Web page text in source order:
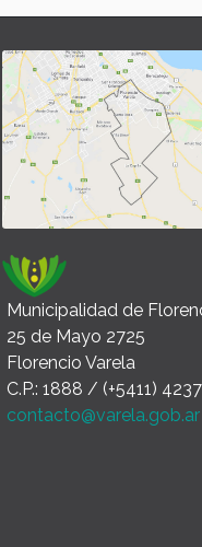
Municipalidad de
25 de Mayo 2725
Florencio Varela
C.P.: 1888 / (+5411)
contacto@varela.gob.ar